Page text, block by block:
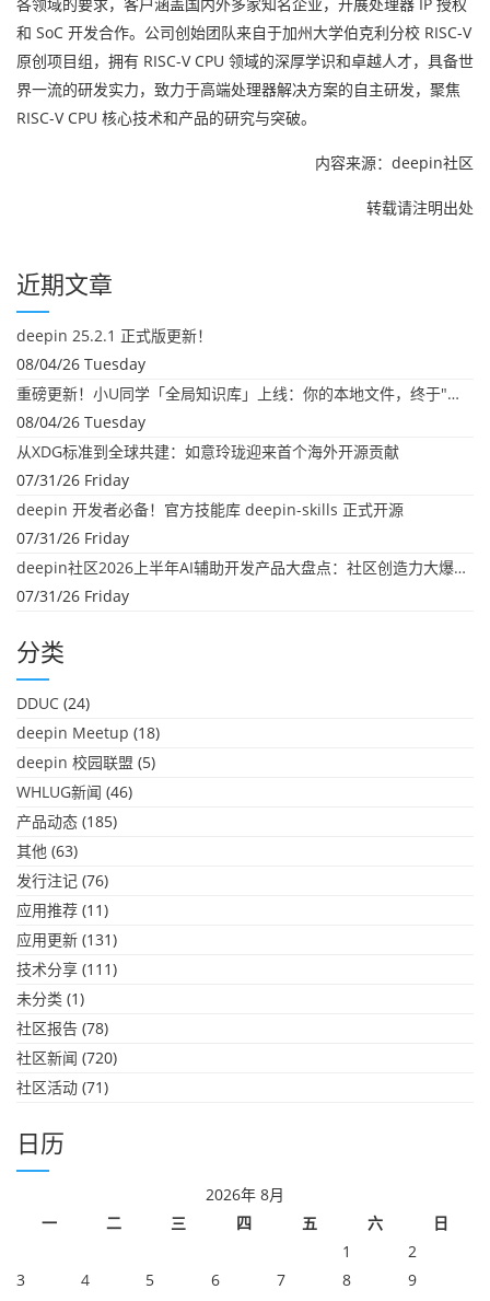
和 SoC 开发合作。公司创始团队来自于加州大学伯克利分校 RISC-V
原创项目组，拥有 RISC-V CPU 领域的深厚学识和卓越人才，具备世
界一流的研发实力，致力于高端处理器解决方案的自主研发，聚焦
RISC-V CPU 核心技术和产品的研究与突破。
内容来源：deepin社区
转载请注明出处
近期文章
deepin 25.2.1 正式版更新！
08/04/26 Tuesday
重磅更新！小U同学「全局知识库」上线：你的本地文件，终于"活"起来了
08/04/26 Tuesday
从XDG标准到全球共建：如意玲珑迎来首个海外开源贡献
07/31/26 Friday
deepin 开发者必备！官方技能库 deepin-skills 正式开源
07/31/26 Friday
deepin社区2026上半年AI辅助开发产品大盘点：社区创造力大爆发！
07/31/26 Friday
分类
DDUC (24)
deepin Meetup (18)
deepin 校园联盟 (5)
WHLUG新闻 (46)
产品动态 (185)
其他 (63)
发行注记 (76)
应用推荐 (11)
应用更新 (131)
技术分享 (111)
未分类 (1)
社区报告 (78)
社区新闻 (720)
社区活动 (71)
日历
2026年 8月
一
二 三 四 五 六
日
1
2
3
4 5 6 7 8
9